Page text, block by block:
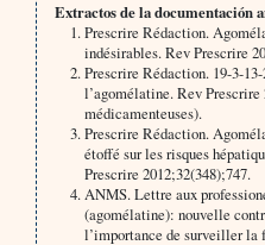
Extractos de la documentación
Prescrire Rédaction.
indésirables. Rev Prescrire
Prescrire Rédaction. 19-3-
l’agomélatine. Rev
médicamenteuses).
Prescrire Rédaction.
étoffé sur les risques
Prescrire 2012;32(348);747.
ANMS. Lettre aux
(agomélatine): nouvelle
l’importance de surveiller la